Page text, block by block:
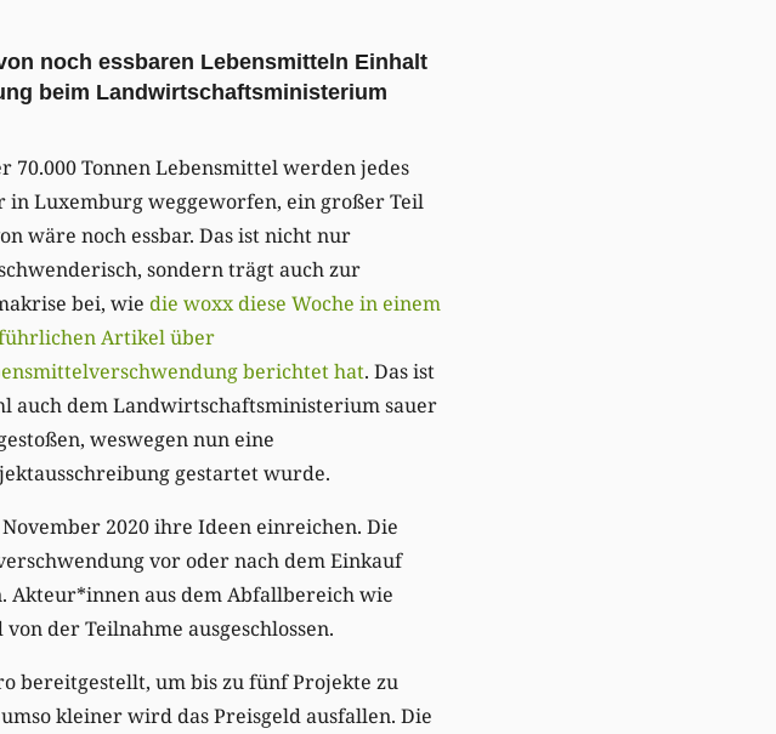
noch essbaren Lebensmitteln Einhalt
beim Landwirtschaftsministerium
70.000 Tonnen Lebensmittel werden jedes
in Luxemburg weggeworfen, ein großer Teil
wäre noch essbar. Das ist nicht nur
sondern trägt auch zur
bei, wie die woxx diese Woche in einem
Artikel über
berichtet hat. Das ist
auch dem Landwirtschaftsministerium sauer
weswegen nun eine
gestartet wurde.
2020 ihre Ideen einreichen. Die
vor oder nach dem Einkauf
Akteur*innen aus dem Abfallbereich wie
der Teilnahme ausgeschlossen.
bereitgestellt, um bis zu fünf Projekte zu
kleiner wird das Preisgeld ausfallen. Die